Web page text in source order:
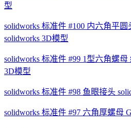
型
solidworks 标准件 #100 内六角平圆
solidworks 3D模型
solidworks 标准件 #99 1型六角螺母
3D模型
solidworks 标准件 #98 鱼眼接头
solidworks 标准件 #97 六角厚螺母